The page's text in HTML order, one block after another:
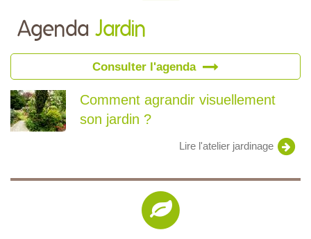
Agenda Jardin
Consulter l'agenda
Comment agrandir visuellement
son jardin ?
Lire l'atelier jardinage